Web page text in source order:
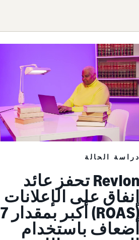
دراسة الحالة
Revlon‎ تحفز عائد
إنفاق على الإعلانات
(ROAS‎) أكبر بمقدار 7‎
أضعاف باستخدام